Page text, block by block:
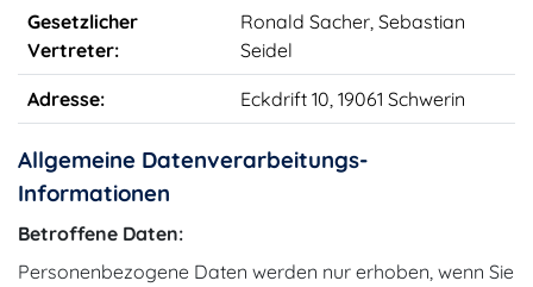
Gesetzlicher
Vertreter:
Ronald Sacher, Sebastian
Seidel
Adresse: Eckdrift 10, 19061 Schwerin
Allgemeine Datenverarbeitungs-
Informationen
Betroffene Daten:
Personenbezogene Daten werden nur erhoben, wenn Sie